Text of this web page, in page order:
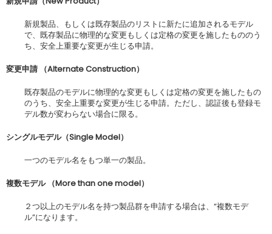
新規製品、もしくは既存製品のリストに新たに追加されるモデル
で、既存製品に物理的な変更もしくは定格の変更を施したもののう
ち、安全上重要な変更が生じる申請。
変更申請 （Alternate Construction）
既存製品のモデルに物理的な変更もしくは定格の変更を施したもの
のうち、安全上重要な変更が生じる申請。ただし、認証後も登録モ
デル数が変わらない場合に限る。
シングルモデル（Single Model）
一つのモデル名をもつ単一の製品。
複数モデル （More than one model）
２つ以上のモデル名を持つ製品群を申請する場合は、“複数モデ
ル”になります。